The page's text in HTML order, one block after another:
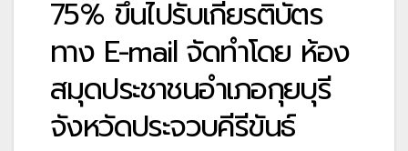
75% ขึ้นไปรับเกียรติบัตร
ทาง E-mail จัดทำโดย ห้อง
สมุดประชาชนอำเภอกุยบุรี
จังหวัดประจวบคีรีขันธ์